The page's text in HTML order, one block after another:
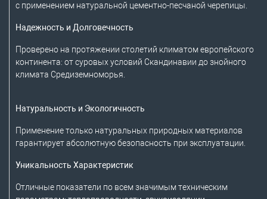
с применением натуральной цементно-песчаной черепицы.
Надежность и Долговечность
Проверено на протяжении столетий климатом европейского
континента: от суровых условий Скандинавии до знойного
климата Средиземноморья.
Натуральность и Экологичность
Применение только натуральных природных материалов
гарантирует абсолютную безопасность при эксплуатации.
Уникальность Характеристик
Отличные показатели по всем значимым техническим